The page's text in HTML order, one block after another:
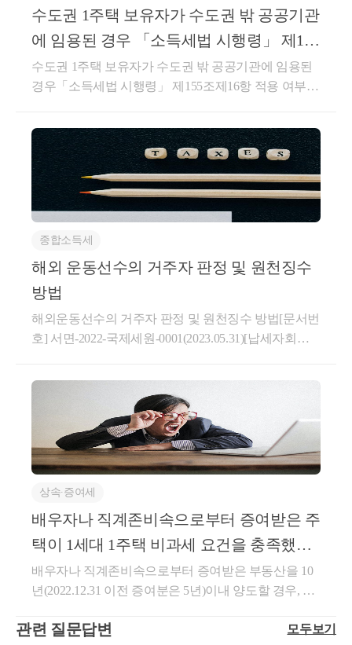
기 바랍니다.○ 서면-2022-법규재산-4083, 2022.11.02.1
세대가 주택을 취득한 후 해당 주택의 전 소유자와 임
대차계약을 체결하여 실제 1년 6개월 이상 임대한 경
우, 해당 임대차계약은 「소득세법 시행령」 제155조
의3에 따른 직전 임대차계약으로 볼 수 있는 것입니다.
도인이 임차인으로 거주 및 임대보증금 제외한 잔금
지급 조건-’20.5.27.A주택 취득하면서 전소유자와 임대
차계약 체결-’22.5월기존 임차인과 임대보증금 또는 임
대료의 증가율이 100분의 5를 초과하지 않는 임대차계
약 체결2. 질의내용 - 주택을 취득하면서 주택의 전 소
에 대한 임대차계약을 체결한 경우,「소득세법시행
령」제155조의3 상생임대주택 특례의 직전 임대차계
약으로 볼 수 있는지도움이 되셨길 바랍니다. 감사합
직접02-6403-9250으로 전화를 주시거나cta_moonyh@n
aver.com으로 연락을 주시면 됩니다!★주요 경력- 121,0
구를 통한 약 25억 이상 세금 환급- 세무사 플랫폼 '택
슬리' 상담 및 후기 1위 (약 4,000건 이상 상담)- 전문가
플랫폼 '아하커넥츠' 상담 및 후기 1위 (약 500건 이상
상담)- 지식공유플랫폼 '아하' 세무/회계 1위 (117,000건
이상 답변 및 337만건 이상 공유)- KB금융 콘텐츠 필
세무법인 넥스트
공급하는 경우: 공급 형태 등을 고려하여 대통령령으
함하지 아니한다.1.재화나 용역을 공급할 때 그 품질이
나 수량, 인도조건 또는 공급대가의 결제방법이나 그
밖의 공급조건에 따라 통상의 대가에서 일정액을 직접
는 자에게 지급하는 장려금이나 이와 유사한 금액 및
제45조제1항에 따른 대손금액(貸損金額)은 과세표준
에서 공제하지 아니한다.○부가가치세법 시행령§61
(외상거래 등 그 밖의 공급가액의 계산) ①법 제29조제
3항제6호에서 "대통령령으로 정하는 마일리지 등"이
란 재화 또는 용역의 구입실적에 따라 마일리지, 포인
트 또는 그 밖에 이와 유사한 형태로 별도의 대가 없이
적립받은 후 다른 재화 또는 용역 구입 시 결제수단으
로 사용할 수 있는 것과 재화 또는 용역의 구입실적에
따라 별도의 대가 없이 교부받으며 전산시스템 등을
통하여 그 밖의 상품권과 구분 관리되는 상품권(이하
이 조에서 "마일리지등"이라 한다)을 말한다. ②법 제2
다음 각 호의 구분에 따른 가액을 말한다.9. 마일리지
등으로 대금의 전부 또는 일부를 결제받은 경우(제10
호에 해당하는 경우는 제외한다): 다음 각 목의 금액을
합한 금액가. 마일리지등 외의 수단으로 결제받은 금
액나.자기적립마일리지등[당초 재화 또는 용역을 공급
여 준 경우를 포함한다)하여 준 사업자에게 사용한 마
일리지등(여러 사업자가 적립하여 줄 수 있거나 여러
사업자를 대상으로 사용할 수 있는 마일리지등의 경우
다. 이하 이 항에서 같다] 외의 마일리지등으로 결제받
은 부분에 대하여 재화 또는 용역을 공급받는 자 외의
ㆍ사업자별로 마일리지등의 적립 및 사용 실적을 구분
상 공유)- KB금융 콘텐츠 필진- 한국경제필진- 서울시
마을세무사- ㈜코스맥스 세무팀- ㈜현대중공업 세무기
획팀- ㈜iMBC 재무회계팀- 세무법인 넥스트
수도권 1주택 보유자가 수도권 밖 공공기관
에 임용된 경우 「소득세법 시행령」 제155
조제16항 적용 여부
수도권 1주택 보유자가 수도권 밖 공공기관에 임용된
경우「소득세법 시행령」 제155조제16항 적용 여부양
3.17[ 제 목 ]수도권 1주택 보유자가 수도권 밖 공공기
관에 임용된 경우「소득세법 시행령」 제155조제16항
적용 여부[ 요 지 ]귀 질의의 경우, 우리청 기존 해석사
례(서면-2019-부동산-0003, 2019.01.15.)를 참고하시기
바랍니다.「국가균형발전 특별법」제2조제9호에 따
른 공공기관이 수도권 밖의 지역으로 이전하는 경우로
서 공공기관의 종사자가 구성하는 1세대가 해당 공공
기관이 이전한 시(특별자치시・광역시 및「제주특별
10조제2항에 따라 설치된 행정시를 포함한다)・군 또
는 이와 연접한 시・군의 지역에 소재하는 다른 주택
을 취득하는 경우 수도권 밖으로 이전할 당시 해당 공
령」제155조제16항이 적용되지 아니하는 것입니다.1.
사실관계-’11. 3월 갑은 서울시 소재 A주택 취득 및 거
주-’18. 4월 갑 세종시 소재 공공기관에 신규 임용-’18. 5
월 세종시 소재 아파트 B분양권 당첨-’20.11월 세종시
소재 B아파트 취득(잔금 청산) 및 거주-예 정 A주택 양
도 예정2.질의내용- 수도권 내 A주택을 보유하던 1세
대가 근무하던 종전 근무지를 퇴사하고 수도권 밖 소
재 공공기관에 신규 임용된 경우로서-임용 후 이전기
관 소재지에 B주택을 취득하고 A주택을 양도하는 경
적용가능한지 여부3. 관련 조세 법령 (법률, 시행령, 시
행규칙, 기본통칙)○소득세법 제89조【비과세 양도소
이 항에서 종전의 주택 이라 한다)을 양도하기 전에 다
종합소득세
해외 운동선수의 거주자 판정 및 원천징수
방법
해외운동선수의 거주자 판정 및 원천징수 방법[문서번
호] 서면-2022-국제세원-0001(2023.05.31)[납세자회신
거주자 판정 및 원천징수 방법[요 지]국내에 약 8∼9개
월간 체류하면서 용역을 제공하는 미국 국적 외국인
농구선수의 거주자 여부와 원천징수 방법[답변내용]미
국인 운동선수가 국내에 계속하여183일 이상 거주할
것을 통상 필요로 하는 직업을 가진 때에는 국내에 주
소를 가진 것으로 보아 ｢소득세법｣ 제1조의2 및 같은
법 시행령 제2조 제3항에 따라거주자에 해당합니다.국
내 거주자인 미국인 운동선수가 고용관계 없이 독립된
자격으로 국내에서 개최되는 프로운동경기에 참가하
고 지급받는 대가는 ｢소득세법｣ 제127조 제1항 제3호
에 규정된 원천징수대상 사업소득에 해당하여 그 소득
을 지급하는 자는 같은 법 제129조 제1항 제3호에 따라
원천징수하여야 합니다.1. 질의요지○국내에 약 8∼9개
상속∙증여세
배우자나 직계존비속으로부터 증여받은 주
택이 1세대 1주택 비과세 요건을 충족했다
면 비과세 가능(이월과세 배제
배우자나 직계존비속으로부터 증여받은 부동산을 10
년(2022.12.31 이전 증여분은 5년)이내 양도할 경우, 양
관한 자세한 내용은 과거 포스팅한 내용을 참고하시면
관련 질문답변 모두보기